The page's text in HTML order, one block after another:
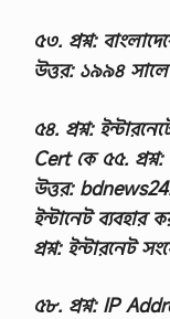
৫৩. প্রশ্ন:
উত্তর: ১৯৯৪ সালে
৫৪. প্রশ্ন:
Cert কে ৫৫.
উত্তর:
ইন্টানেট ব্যবহার
প্রশ্ন: ইন্টারনেট
৫৮. প্রশ্ন: IP